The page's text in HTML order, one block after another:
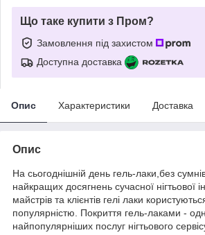
Що таке купити з Пром?
Замовлення під захистом
Доступна доставка
Опис Характеристики Доставка
Опис
На сьогоднішній день гель-лаки,без
найкращих досягнень сучасної нігтьової
майстрів та клієнтів гелі лаки
популярністю. Покриття гель-лаками -
найпопулярніших послуг нігтьового